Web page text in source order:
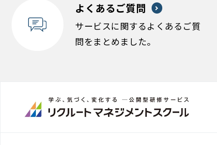
よくあるご質問
サービスに関するよくあるご質
問をまとめました。